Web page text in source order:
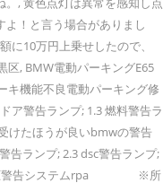
！と言う場合がありまし
に10万円上乗せしたので、
区, BMW電動パーキングE65
キ機能不良電動パーキング修
ア警告ランプ; 1.3 燃料警告ラ
けたほうが良いbmwの警告
告ランプ; 2.3 dsc警告ランプ;
気圧警告システムrpa ※所